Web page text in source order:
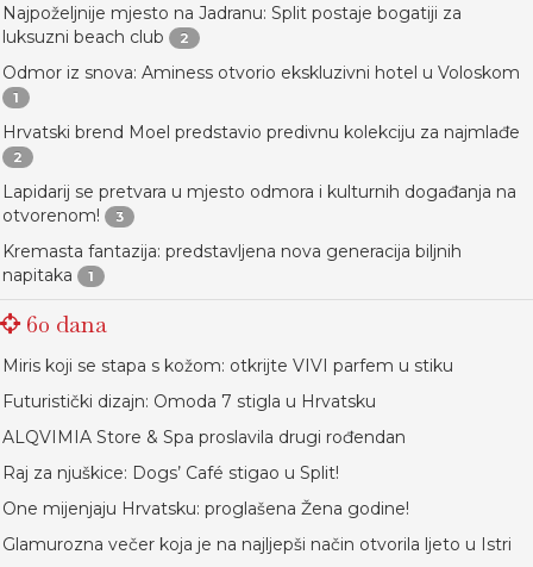
Najpoželjnije mjesto na Jadranu: Split postaje bogatiji za
luksuzni beach club
2
Odmor iz snova: Aminess otvorio ekskluzivni hotel u Voloskom
1
Hrvatski brend Moel predstavio predivnu kolekciju za najmlađe
2
Lapidarij se pretvara u mjesto odmora i kulturnih događanja na
otvorenom!
3
Kremasta fantazija: predstavljena nova generacija biljnih
napitaka
1
60 dana
Miris koji se stapa s kožom: otkrijte VIVI parfem u stiku
Futuristički dizajn: Omoda 7 stigla u Hrvatsku
ALQVIMIA Store & Spa proslavila drugi rođendan
Raj za njuškice: Dogs’ Café stigao u Split!
One mijenjaju Hrvatsku: proglašena Žena godine!
Glamurozna večer koja je na najljepši način otvorila ljeto u Istri